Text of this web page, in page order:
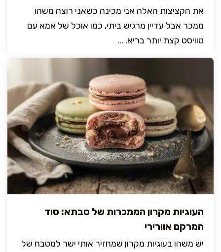
את הקציצות האלה אני מכינה כשאני רוצה משהו
ממכר אבל עדיין מרגיש ביתי, כמו אוכל של אמא עם
טוויסט קצת יותר בריא. ...
העוגיות מקרון הממכרות של סבתא: סוד
המרקם אוורירי
יש משהו בעוגיות מקרון שמחזיר אותי ישר למטבח של